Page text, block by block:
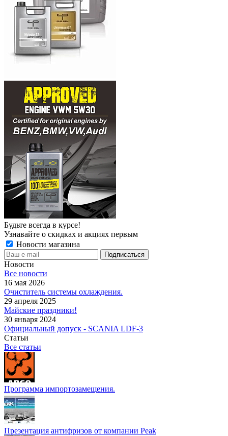
Будьте всегда в курсе!
Узнавайте о скидках и акциях первым
Новости магазина
Новости
Все новости
16 мая 2026
Очиститель системы охлаждения.
29 апреля 2025
Майские праздники!
30 января 2024
Официальный допуск - SCANIA LDF-3
Статьи
Все статьи
Программа импортозамещения.
Презентация антифризов от компании Peak